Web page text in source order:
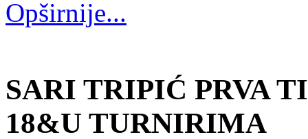
Opširnije...
SARI TRIPIĆ PRVA
18&U TURNIRIMA